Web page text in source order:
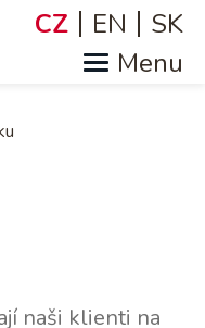
Jazyky
CZ EN SK
naši klienti na